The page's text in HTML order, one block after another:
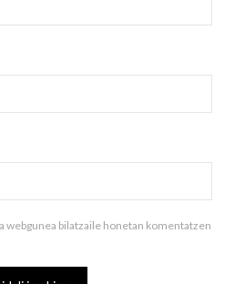
webgunea bilatzaile honetan komentatzen